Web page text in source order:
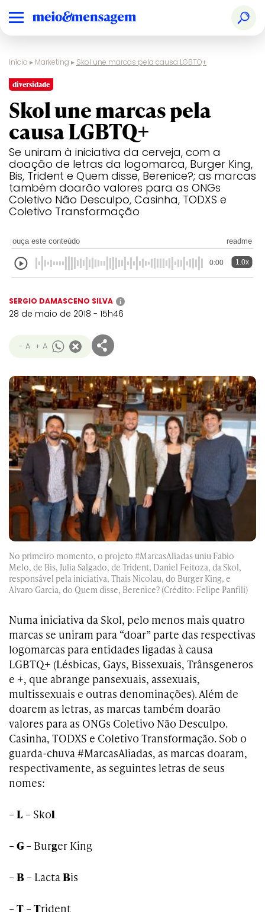
Início ▸ Marketing ▸ Skol une marcas pela causa LGBTQ+
diversidade
Skol une marcas pela
causa LGBTQ+
Se uniram à iniciativa da cerveja, com a
doação de letras da logomarca, Burger King,
Bis, Trident e Quem disse, Berenice?; as marcas
também doarão valores para as ONGs
Coletivo Não Desculpo, Casinha, TODXS e
Coletivo Transformação
ouça este conteúdo readme
0:00 1.0x
SERGIO DAMASCENO SILVA i
28 de maio de 2018 - 15h46
- A + A
No primeiro momento, o projeto #MarcasAliadas uniu Fabio
Melo, de Bis, Julia Salgado, de Trident, Daniel Feitoza, da Skol,
responsável pela iniciativa, Thais Nicolau, do Burger King, e
Alvaro Garcia, do Quem disse, Berenice? (Crédito: Felipe Panfili)
Numa iniciativa da Skol, pelo menos mais quatro
marcas se uniram para “doar” parte das respectivas
logomarcas para entidades ligadas à causa
LGBTQ+ (Lésbicas, Gays, Bissexuais, Trânsgeneros
e +, que abrange pansexuais, assexuais,
multissexuais e outras denominações). Além de
doarem as letras, as marcas também doarão
valores para as ONGs Coletivo Não Desculpo.
Casinha, TODXS e Coletivo Transformação. Sob o
guarda-chuva #MarcasAliadas, as marcas doaram,
respectivamente, as seguintes letras de seus
nomes:
–L – Skol
–G – Burger King
–B – Lacta Bis
–T –Trident